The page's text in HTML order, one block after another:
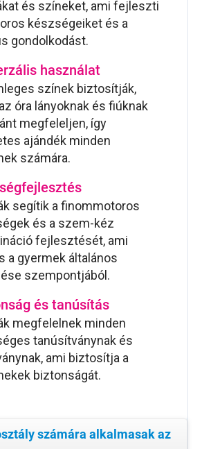
és színeket, ami fejleszti
készségeiket és a
gondolkodást.
használat
színek biztosítják,
óra lányoknak és fiúknak
megfeleljen, így
ajándék minden
számára.
segítik a finommotoros
és a szem-kéz
fejlesztését, ami
a gyermek általános
szempontjából.
és tanúsítás
megfelelnek minden
tanúsítványnak és
ami biztosítja a
biztonságát.
számára alkalmasak az